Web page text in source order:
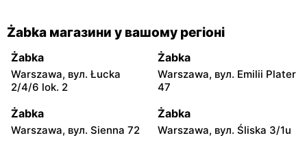
Żabka магазини у вашому регіоні
Żabka
Warszawa, вул. Łucka
2/4/6 lok. 2
Żabka
Warszawa, вул. Emilii Plater
47
Żabka
Warszawa, вул. Sienna 72
Żabka
Warszawa, вул. Śliska 3/1u